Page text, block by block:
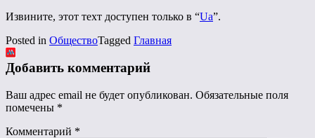
Извините, этот техт доступен только в “Ua”.
Posted in ОбществоTagged Главная
Добавить комментарий
Ваш адрес email не будет опубликован. Обязательные поля
помечены *
Комментарий *